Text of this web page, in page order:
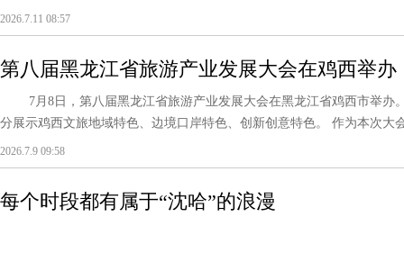
2026.7.11 08:57
第八届黑龙江省旅游产业发展大会在鸡西举办
7月8日，第八届黑龙江省旅游产业发展大会在黑龙江省鸡西市举办。
分展示鸡西文旅地域特色、边境口岸特色、创新创意特色。 作为本次大
2026.7.9 09:58
每个时段都有属于“沈哈”的浪漫